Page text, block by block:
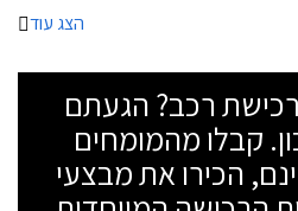
הצג עוד
רכב? הגעתם
קבלו מהמומחים
הכירו את מבצעי